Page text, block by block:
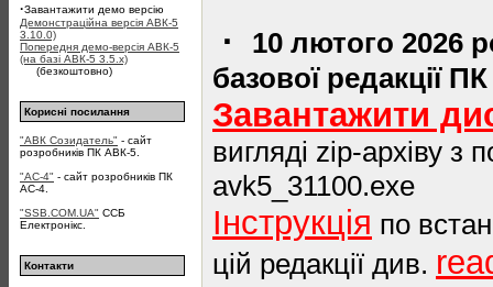
·Завантажити демо версію
Демонстраційна версія АВК-5
3.10.0)
Попередня демо-версія АВК-5
(на базі АВК-5 3.5.x)
(безкоштовно)
Корисні посилання
"АВК Созидатель" - сайт
розробників ПК АВК-5.
"АС-4" - сайт розробників ПК
АС-4.
"SSB.COM.UA" ССБ
Електронікс.
Контакти
·
10 лютого 2026
базової редакції
Завантажити
вигляді zip-архіву з
avk5_31100.exe
Інструкція по
цій редакції див.